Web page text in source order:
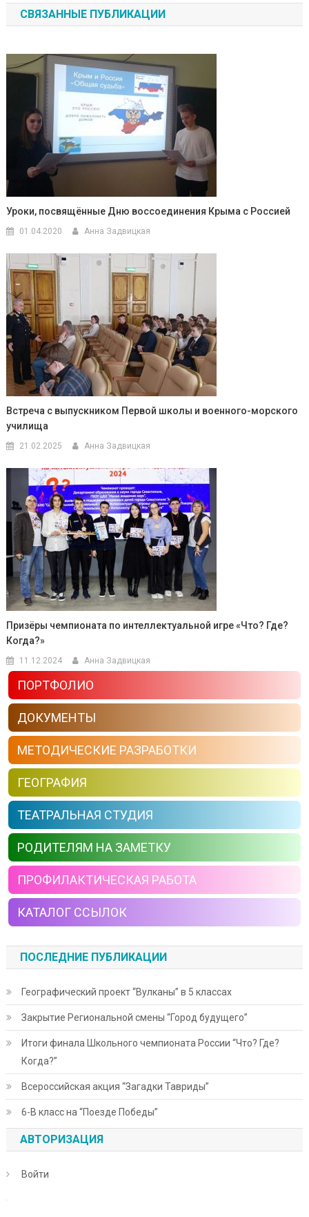
СВЯЗАННЫЕ ПУБЛИКАЦИИ
Уроки, посвящённые Дню воссоединения Крыма с Россией
01.04.2020 Анна Задвицкая
Встреча с выпускником Первой школы и военного-морского
училища
21.02.2025 Анна Задвицкая
Призёры чемпионата по интеллектуальной игре «Что? Где?
Когда?»
11.12.2024 Анна Задвицкая
ПОРТФОЛИО
ДОКУМЕНТЫ
МЕТОДИЧЕСКИЕ РАЗРАБОТКИ
ГЕОГРАФИЯ
ТЕАТРАЛЬНАЯ СТУДИЯ
РОДИТЕЛЯМ НА ЗАМЕТКУ
ПРОФИЛАКТИЧЕСКАЯ РАБОТА
КАТАЛОГ ССЫЛОК
ПОСЛЕДНИЕ ПУБЛИКАЦИИ
Географический проект “Вулканы” в 5 классах
Закрытие Региональной смены “Город будущего”
Итоги финала Школьного чемпионата России “Что? Где?
Когда?”
Всероссийская акция “Загадки Тавриды”
6-В класс на “Поезде Победы”
АВТОРИЗАЦИЯ
Войти